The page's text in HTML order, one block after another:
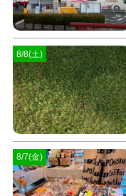
8/8(土)
8/7(金)